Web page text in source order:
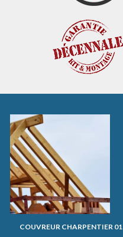
COUVREUR CHARPENTIER 01